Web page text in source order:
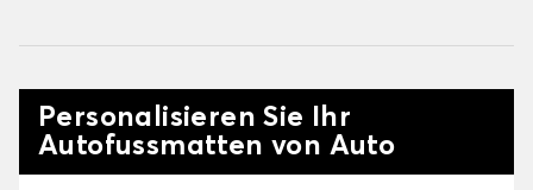
Personalisieren Sie Ihr
Autofussmatten von Auto